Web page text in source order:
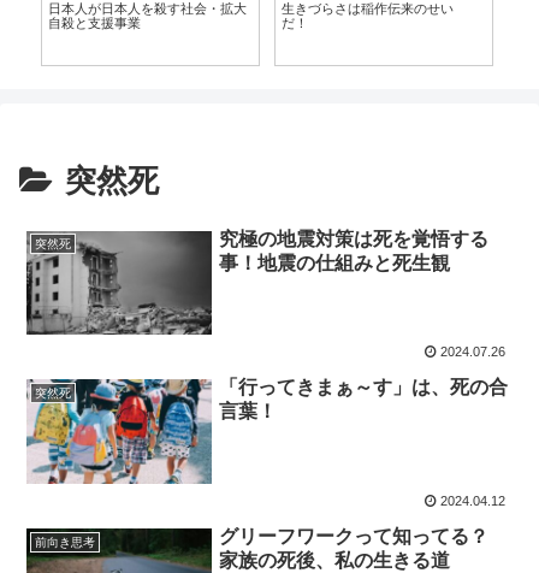
日本人が日本人を殺す社会・拡大
自殺と支援事業
生きづらさは稲作伝来のせい
だ！
突然死
突然死
究極の地震対策は死を覚悟する
事！地震の仕組みと死生観
2024.07.26
突然死
「行ってきまぁ～す」は、死の合
言葉！
2024.04.12
前向き思考
グリーフワークって知ってる？
家族の死後、私の生きる道